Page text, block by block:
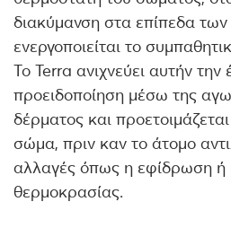
διακύμανση στα επίπεδα των
ενεργοποιείται το
Το Terra ανιχνεύει αυτήν την
προειδοποίηση μέσω της
δέρματος και
σώμα, πριν καν το άτομο
αλλαγές όπως η εφίδρωση ή
θερμοκρασίας.